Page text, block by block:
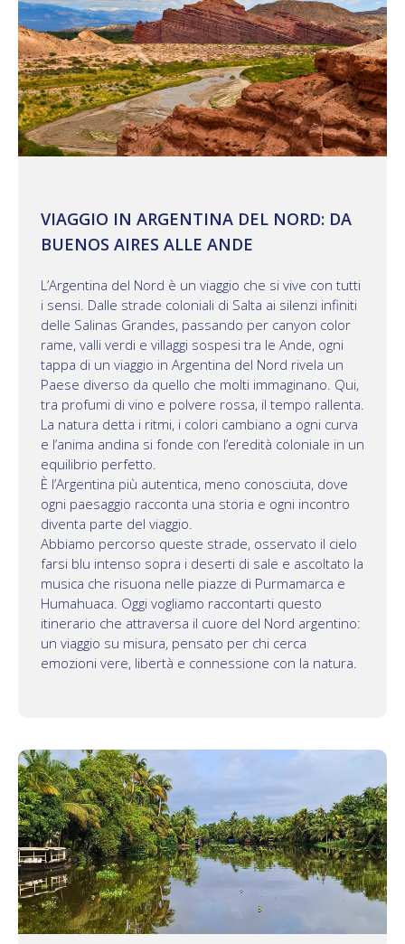
VIAGGIO IN ARGENTINA DEL NORD: DA
BUENOS AIRES ALLE ANDE
L’Argentina del Nord è un viaggio che si vive con tutti
i sensi. Dalle strade coloniali di Salta ai silenzi infiniti
delle Salinas Grandes, passando per canyon color
rame, valli verdi e villaggi sospesi tra le Ande, ogni
tappa di un viaggio in Argentina del Nord rivela un
Paese diverso da quello che molti immaginano. Qui,
tra profumi di vino e polvere rossa, il tempo rallenta.
La natura detta i ritmi, i colori cambiano a ogni curva
e l’anima andina si fonde con l’eredità coloniale in un
equilibrio perfetto.
È l’Argentina più autentica, meno conosciuta, dove
ogni paesaggio racconta una storia e ogni incontro
diventa parte del viaggio.
Abbiamo percorso queste strade, osservato il cielo
farsi blu intenso sopra i deserti di sale e ascoltato la
musica che risuona nelle piazze di Purmamarca e
Humahuaca. Oggi vogliamo raccontarti questo
itinerario che attraversa il cuore del Nord argentino:
un viaggio su misura, pensato per chi cerca
emozioni vere, libertà e connessione con la natura.